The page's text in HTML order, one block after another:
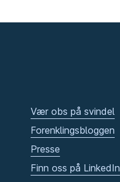
Vær obs på svindel
Forenklingsbloggen
Presse
Finn oss på LinkedIn